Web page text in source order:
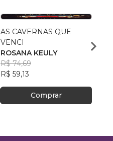
AS CAVERNAS QUE
VENCI
ROSANA KEULY
R$ 74,69
R$ 59,13
Comprar
Chris
R$